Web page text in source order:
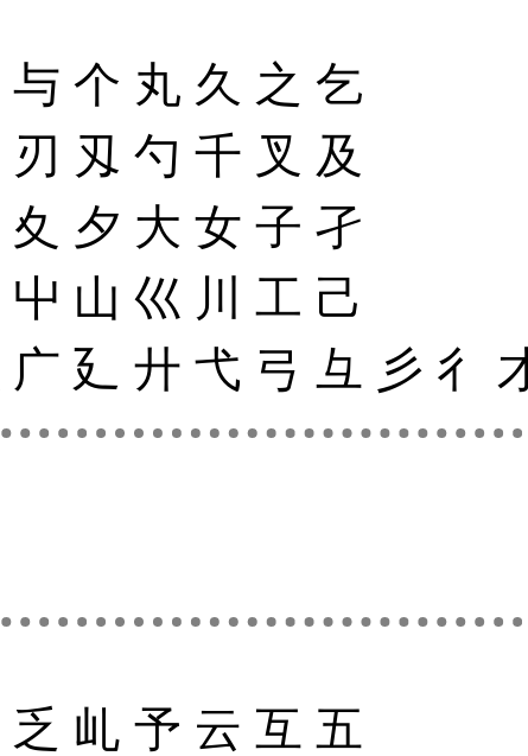
与 个 丸 久 之 乞
刃 刄 勺 千 叉 及
夊 夕 大 女 子 孑
屮 山 巛 川 工 己
广 廴 廾 弋 弓 彑 彡 彳
乏 乢 予 云 互 五